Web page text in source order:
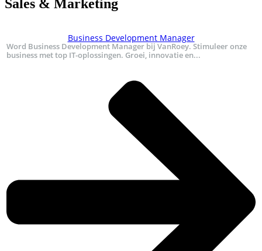
Sales & Marketing
Business Development Manager
Word Business Development Manager bij VanRoey. Stimuleer onze
business met top IT-oplossingen. Groei, innovatie en...